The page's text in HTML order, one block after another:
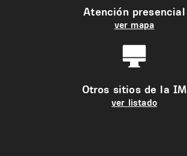
Atención presencial
ver mapa
Otros sitios de la IM
ver listado